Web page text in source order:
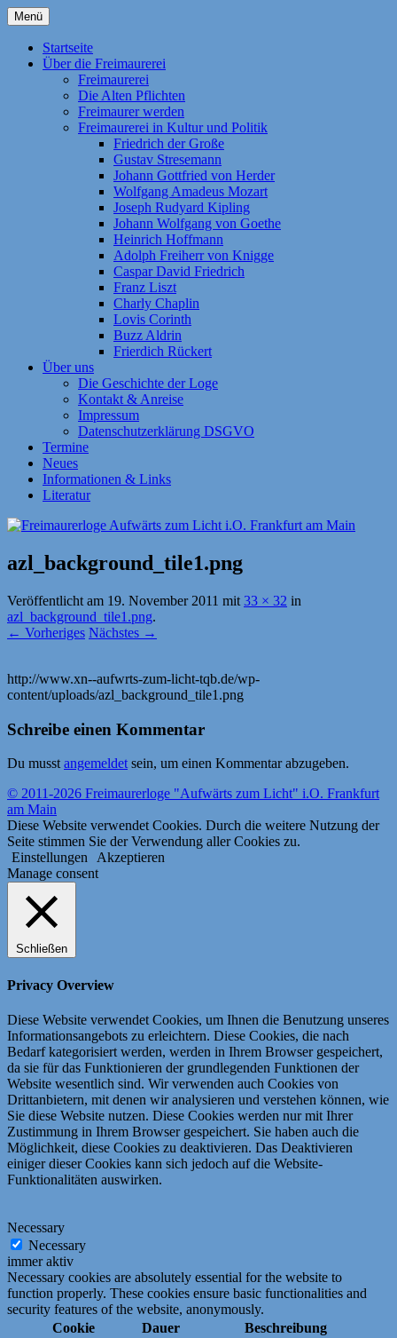
Zum
Inhalt
springen
Freimaurerloge Aufwärts zum
Licht i.O. Frankfurt am Main
zum Licht" e. V. Nr. 741 im Orient
Frankfurt am Main. Eine Tochterloge der
Großen National-Mutterloge "Zu den drei
Weltkugeln". Themen: Freimaurerei | Die
Geschichte der Loge | Freimaurer werden
| Fragen und Antworten | Die Alten
Pflichten | Kontakt | Anreise | Als Kind der
Aufklärung strebt die Freimaurerei noch
heute nach den Idealen „Freiheit,
Gleichheit, Brüderlichkeit, Toleranz und
Humanität“!
Menü
Startseite
Über die Freimaurerei
Freimaurerei
Die Alten Pflichten
Freimaurer werden
Freimaurerei in Kultur und Politik
Friedrich der Große
Gustav Stresemann
Johann Gottfried von Herder
Wolfgang Amadeus Mozart
Joseph Rudyard Kipling
Johann Wolfgang von Goethe
Heinrich Hoffmann
Adolph Freiherr von Knigge
Caspar David Friedrich
Franz Liszt
Charly Chaplin
Lovis Corinth
Buzz Aldrin
Frierdich Rückert
Über uns
Die Geschichte der Loge
Kontakt & Anreise
Impressum
Datenschutzerklärung DSGVO
Termine
Neues
Informationen & Links
Literatur
azl_background_tile1.png
Veröffentlicht am 19. November 2011 mit 33 × 32 in
azl_background_tile1.png.
← Vorheriges Nächstes →
http://www.xn--aufwrts-zum-licht-tqb.de/wp-
content/uploads/azl_background_tile1.png
Schreibe einen Kommentar
Du musst angemeldet sein, um einen Kommentar abzugeben.
© 2011-2026 Freimaurerloge "Aufwärts zum Licht" i.O. Frankfurt
am Main
Diese Website verwendet Cookies. Durch die weitere Nutzung der
Seite stimmen Sie der Verwendung aller Cookies zu.
Einstellungen
Akzeptieren
Manage consent
Schließen
Privacy Overview
Diese Website verwendet Cookies, um Ihnen die Benutzung unseres
Informationsangebots zu erleichtern. Diese Cookies, die nach
Bedarf kategorisiert werden, werden in Ihrem Browser gespeichert,
da sie für das Funktionieren der grundlegenden Funktionen der
Website wesentlich sind. Wir verwenden auch Cookies von
Drittanbietern, mit denen wir analysieren und verstehen können, wie
Sie diese Website nutzen. Diese Cookies werden nur mit Ihrer
Zustimmung in Ihrem Browser gespeichert. Sie haben auch die
Möglichkeit, diese Cookies zu deaktivieren. Das Deaktivieren
einiger dieser Cookies kann sich jedoch auf die Website-
Funktionalitäten auswirken.
Necessary
Necessary
immer aktiv
Necessary cookies are absolutely essential for the website to
function properly. These cookies ensure basic functionalities and
security features of the website, anonymously.
Cookie
Dauer Beschreibung